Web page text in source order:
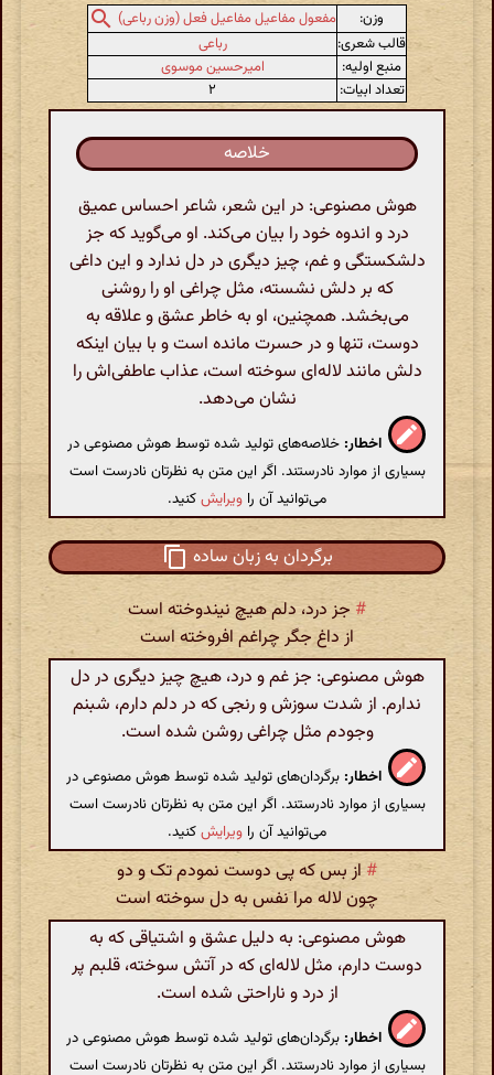
وزن:
مفعول مفاعیل مفاعیل فعل (وزن رباعی)
قالب شعری:
رباعی
منبع اولیه:
امیرحسین موسوی
تعداد ابیات:
۲
خلاصه
هوش مصنوعی: در این شعر، شاعر احساس عمیق
درد و اندوه خود را بیان می‌کند. او می‌گوید که جز
دلشکستگی و غم، چیز دیگری در دل ندارد و این داغی
که بر دلش نشسته، مثل چراغی او را روشنی
می‌بخشد. همچنین، او به خاطر عشق و علاقه به
دوست، تنها و در حسرت مانده است و با بیان اینکه
دلش مانند لاله‌ای سوخته است، عذاب عاطفی‌اش را
نشان می‌دهد.
اخطار: خلاصه‌های تولید شده توسط هوش مصنوعی در
بسیاری از موارد نادرستند. اگر این متن به نظرتان نادرست است
می‌توانید آن را ویرایشکنید.
برگردان به زبان ساده
# جز درد، دلم هیچ نیندوخته است
از داغ جگر چراغم افروخته است
هوش مصنوعی: جز غم و درد، هیچ چیز دیگری در دل
ندارم. از شدت سوزش و رنجی که در دلم دارم، شبنم
وجودم مثل چراغی روشن شده است.
اخطار: برگردان‌های تولید شده توسط هوش مصنوعی در
بسیاری از موارد نادرستند. اگر این متن به نظرتان نادرست است
می‌توانید آن را ویرایشکنید.
# از بس که پی دوست نمودم تک و دو
چون لاله مرا نفس به دل سوخته است
هوش مصنوعی: به دلیل عشق و اشتیاقی که به
دوست دارم، مثل لاله‌ای که در آتش سوخته، قلبم پر
از درد و ناراحتی شده است.
اخطار: برگردان‌های تولید شده توسط هوش مصنوعی در
بسیاری از موارد نادرستند. اگر این متن به نظرتان نادرست است